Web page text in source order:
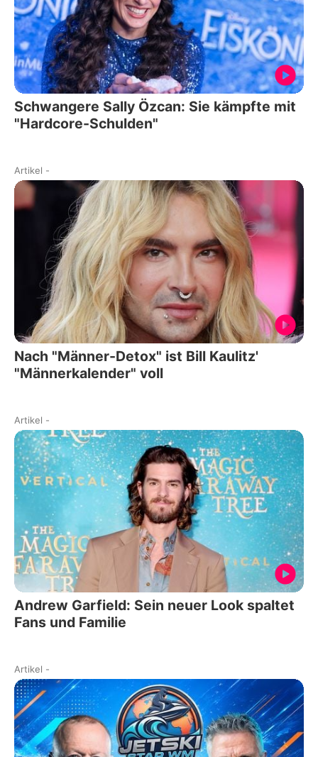
Schwangere Sally Özcan: Sie kämpfte mit
"Hardcore-Schulden"
Artikel -
Nach "Männer-Detox" ist Bill Kaulitz'
"Männerkalender" voll
Artikel -
Andrew Garfield: Sein neuer Look spaltet
Fans und Familie
Artikel -